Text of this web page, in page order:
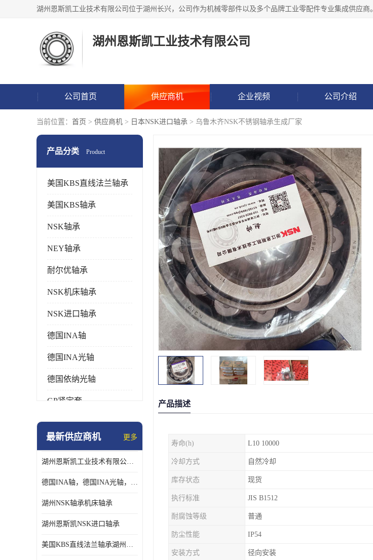
湖州恩斯凯工业技术有限公司
公司首页 供应商机 企业视频 公司介绍
当前位置： 首页 > 供应商机 > 日本NSK进口轴承 > 乌鲁木齐NSK不锈钢轴承生成厂家
产品分类 Product
美国KBS直线法兰轴承
美国KBS轴承
NSK轴承
NEY轴承
耐尔优轴承
NSK机床轴承
NSK进口轴承
德国INA轴
德国INA光轴
德国依纳光轴
GP紧定套
SKF轴承
日本NSK进口轴承
德国INA进口轴承
最新供应商机 更多
湖州恩斯凯工业技术有限公司 湖州NSK轴承
德国INA轴，德国INA光轴，德国依纳光轴
湖州NSK轴承机床轴承
湖州恩斯凯NSK进口轴承
美国KBS直线法兰轴承湖州KBS轴承
产品描述
寿命(h) L10 10000
冷却方式 自然冷却
库存状态 现货
执行标准 JIS B1512
耐腐蚀等级 普通
防尘性能 IP54
安装方式 径向安装